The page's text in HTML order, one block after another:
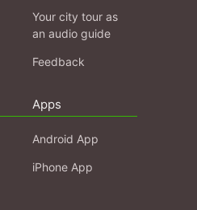
Your city tour as
an audio guide
Feedback
Apps
Android App
iPhone App